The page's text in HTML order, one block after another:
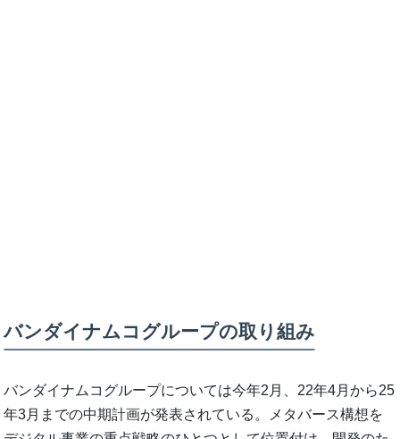
バンダイナムコグループの取り組み
バンダイナムコグループについては今年2月、22年4月から25
年3月までの中期計画が発表されている。メタバース構想を